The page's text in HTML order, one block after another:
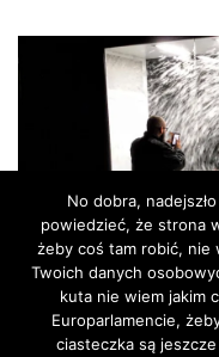
…a tutaj poro­bić głu­pie
No dobra,
powiedzieć, że strona
żeby coś tam robić, nie
Twoich danych
kuta nie wiem jakim
Europarlamencie,
ciasteczka są